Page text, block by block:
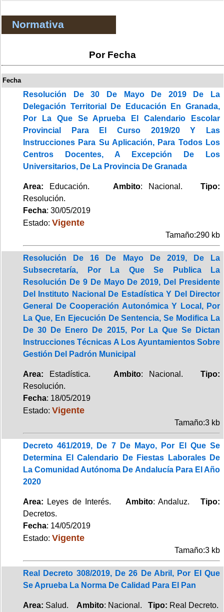
Normativa
Por Fecha
Fecha
Resolución De 30 De Mayo De 2019 De La
Delegación Territorial De Educación En Granada,
Por La Que Se Aprueba El Calendario Escolar
Provincial Para El Curso 2019/20 Y Las
Instrucciones Para Su Aplicación, Para Todos Los
Centros Docentes, A Excepción De Los
Universitarios, De La Provincia De Granada
Area: Educación.Ambito: Nacional.Tipo:
Resolución.
Fecha: 30/05/2019
Estado: Vigente
Tamaño:290 kb
Resolución De 16 De Mayo De 2019, De La
Subsecretaría, Por La Que Se Publica La
Resolución De 9 De Mayo De 2019, Del Presidente
Del Instituto Nacional De Estadística Y Del Director
General De Cooperación Autonómica Y Local, Por
La Que, En Ejecución De Sentencia, Se Modifica La
De 30 De Enero De 2015, Por La Que Se Dictan
Instrucciones Técnicas A Los Ayuntamientos Sobre
Gestión Del Padrón Municipal
Area: Estadística. Ambito: Nacional.Tipo:
Resolución.
Fecha: 18/05/2019
Estado: Vigente
Tamaño:3 kb
Decreto 461/2019, De 7 De Mayo, Por El Que Se
Determina El Calendario De Fiestas Laborales De
La Comunidad Autónoma De Andalucía Para El Año
2020
Area: Leyes de Interés. Ambito: Andaluz.Tipo:
Decretos.
Fecha: 14/05/2019
Estado: Vigente
Tamaño:3 kb
Real Decreto 308/2019, De 26 De Abril, Por El Que
Se Aprueba La Norma De Calidad Para El Pan
Area: Salud. Ambito: Nacional. Tipo: Real Decreto.